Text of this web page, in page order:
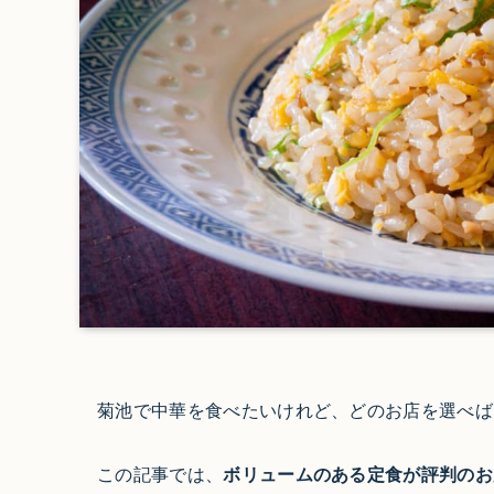
菊池で中華を食べたいけれど、どのお店を選べ
この記事では、ボリュームのある定食が評判の